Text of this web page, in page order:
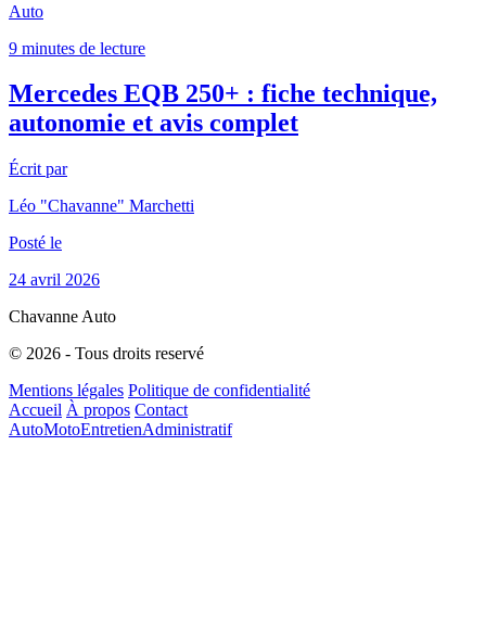
Auto
9 minutes de lecture
Mercedes EQB 250+ : fiche technique,
autonomie et avis complet
Écrit par
Léo "Chavanne" Marchetti
Posté le
24 avril 2026
Chavanne Auto
© 2026 - Tous droits reservé
Mentions légales Politique de confidentialité
Accueil À propos Contact
AutoMotoEntretienAdministratif